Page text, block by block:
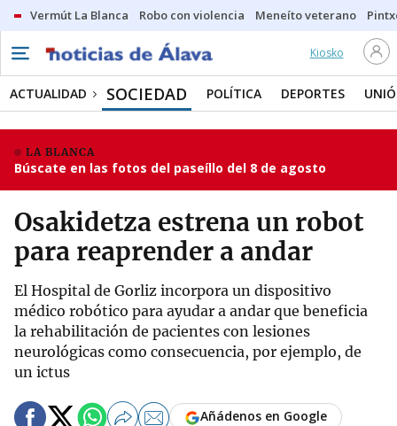
Vermút La Blanca Robo con violencia Meneíto veterano
Kiosko
ACTUALIDAD SOCIEDAD POLÍTICA DEPORTES
LA BLANCA
Búscate en las fotos del paseíllo del 8 de agosto
Osakidetza estrena un robot
para reaprender a andar
El Hospital de Gorliz incorpora un dispositivo
médico robótico para ayudar a andar que beneficia
la rehabilitación de pacientes con lesiones
neurológicas como consecuencia, por ejemplo, de
un ictus
Añádenos en Google